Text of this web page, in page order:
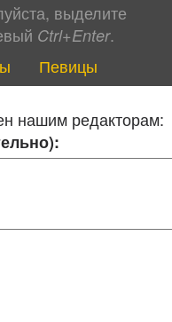
выделите
Ctrl+Enter.
Певицы
нашим редакторам: